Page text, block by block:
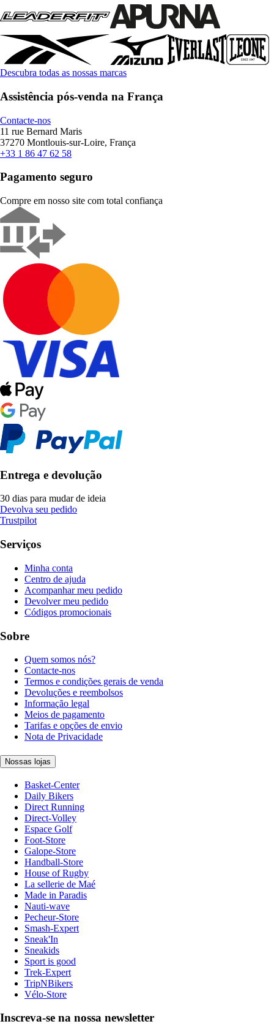
Descubra todas as nossas marcas
Assistência pós-venda na França
Contacte-nos
11 rue Bernard Maris
37270 Montlouis-sur-Loire, França
+33 1 86 47 62 58
Pagamento seguro
Compre em nosso site com total confiança
Entrega e devolução
30 dias para mudar de ideia
Devolva seu pedido
Trustpilot
Serviços
Minha conta
Centro de ajuda
Acompanhar meu pedido
Devolver meu pedido
Códigos promocionais
Sobre
Quem somos nós?
Contacte-nos
Termos e condições gerais de venda
Devoluções e reembolsos
Informação legal
Meios de pagamento
Tarifas e opções de envio
Nota de Privacidade
Nossas lojas
Basket-Center
Daily Bikers
Direct Running
Direct-Volley
Espace Golf
Foot-Store
Galope-Store
Handball-Store
House of Rugby
La sellerie de Maé
Made in Paradis
Nauti-wave
Pecheur-Store
Smash-Expert
Sneak'In
Sneakids
Sport is good
Trek-Expert
TripNBikers
Vélo-Store
Inscreva-se na nossa newsletter